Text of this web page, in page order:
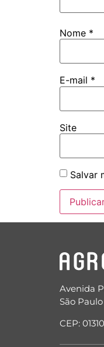
Nome *
E-mail *
Site
Salvar
Avenida
São Paulo
CEP: